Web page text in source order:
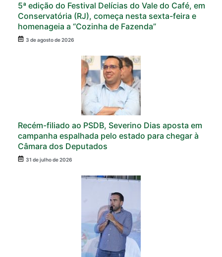
5ª edição do Festival Delícias do Vale do Café, em
Conservatória (RJ), começa nesta sexta-feira e
homenageia a “Cozinha de Fazenda”
3 de agosto de 2026
Recém-filiado ao PSDB, Severino Dias aposta em
campanha espalhada pelo estado para chegar à
Câmara dos Deputados
31 de julho de 2026